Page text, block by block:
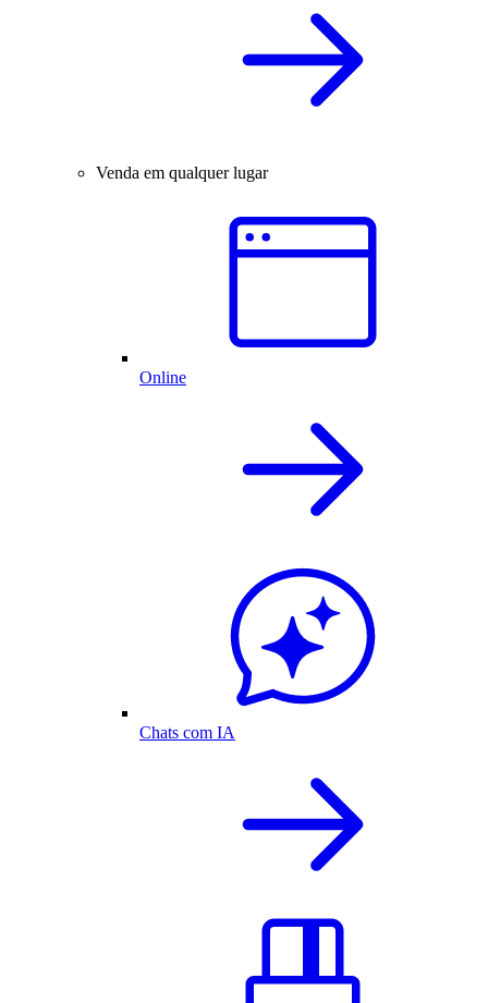
Venda em qualquer lugar
Online
Chats com IA